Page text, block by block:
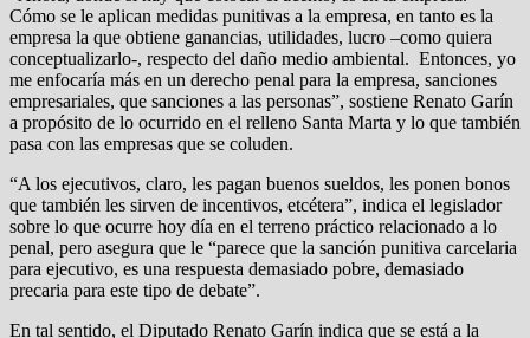
Cómo se le aplican medidas punitivas a la empresa, en tanto es la
empresa la que obtiene ganancias, utilidades, lucro –como quiera
conceptualizarlo-, respecto del daño medio ambiental. Entonces, yo
me enfocaría más en un derecho penal para la empresa, sanciones
empresariales, que sanciones a las personas”, sostiene Renato Garín
a propósito de lo ocurrido en el relleno Santa Marta y lo que también
pasa con las empresas que se coluden.
“A los ejecutivos, claro, les pagan buenos sueldos, les ponen bonos
que también les sirven de incentivos, etcétera”, indica el legislador
sobre lo que ocurre hoy día en el terreno práctico relacionado a lo
penal, pero asegura que le “parece que la sanción punitiva carcelaria
para ejecutivo, es una respuesta demasiado pobre, demasiado
precaria para este tipo de debate”.
En tal sentido, el Diputado Renato Garín indica que se está a la